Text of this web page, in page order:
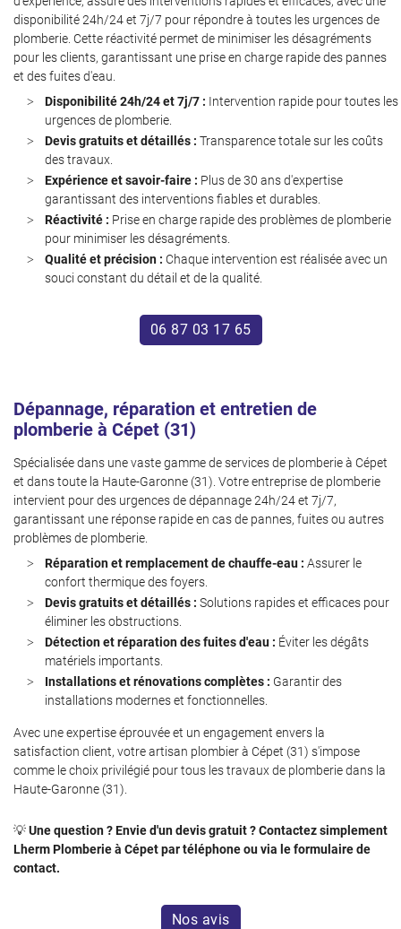
Accueil
Services
Une
disponibilité 24h/24 et 7j/7 pour répondre à toutes les urgences de
plomberie. Cette réactivité permet de minimiser les désagréments
pour les clients, garantissant une prise en charge rapide des pannes
et des fuites d'eau.
Disponibilité 24h/24 et 7j/7 : Intervention rapide pour toutes les
urgences de plomberie.
Devis gratuits et détaillés : Transparence totale sur les coûts
des travaux.
Expérience et savoir-faire : Plus de 30 ans d'expertise
garantissant des interventions fiables et durables.
Réactivité : Prise en charge rapide des problèmes de plomberie
pour minimiser les désagréments.
Qualité et précision : Chaque intervention est réalisée avec un
souci constant du détail et de la qualité.
06 87 03 17 65
Dépannage, réparation et entretien de
plomberie à Cépet (31)
Spécialisée dans une vaste gamme de services de plomberie à Cépet
et dans toute la Haute-Garonne (31). Votre entreprise de plomberie
intervient pour des urgences de dépannage 24h/24 et 7j/7,
garantissant une réponse rapide en cas de pannes, fuites ou autres
problèmes de plomberie.
Réparation et remplacement de chauffe-eau : Assurer le
confort thermique des foyers.
Devis gratuits et détaillés : Solutions rapides et efficaces pour
éliminer les obstructions.
Détection et réparation des fuites d'eau : Éviter les dégâts
matériels importants.
Installations et rénovations complètes : Garantir des
installations modernes et fonctionnelles.
Avec une expertise éprouvée et un engagement envers la
satisfaction client, votre artisan plombier à Cépet (31) s'impose
comme le choix privilégié pour tous les travaux de plomberie dans la
Haute-Garonne (31).
💡Une question ? Envie d'un devis gratuit ? Contactez simplement
Lherm Plomberie à Cépet par téléphone ou via le formulaire de
contact.
Nos avis